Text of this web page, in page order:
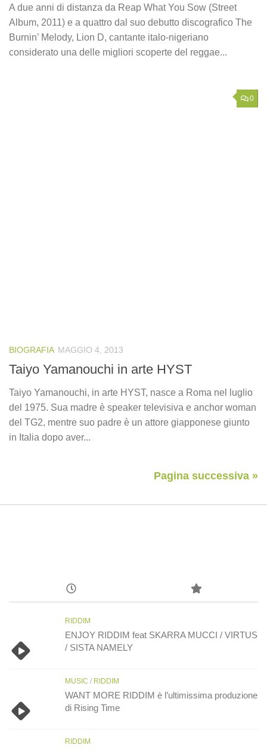
A due anni di distanza da Reap What You Sow (Street
Album, 2011) e a quattro dal suo debutto discografico The
Burnin’ Melody, Lion D, cantante italo-nigeriano
considerato una delle migliori scoperte del reggae...
0
BIOGRAFIA MAGGIO 4, 2013
Taiyo Yamanouchi in arte HYST
Taiyo Yamanouchi, in arte HYST, nasce a Roma nel luglio
del 1975. Sua madre è speaker televisiva e anchor woman
del TG2, mentre suo padre è un attore giapponese giunto
in Italia dopo aver...
Pagina successiva »
RIDDIM
ENJOY RIDDIM feat SKARRA MUCCI / VIRTUS
/ SISTA NAMELY
MUSIC / RIDDIM
WANT MORE RIDDIM è l’ultimissima produzione
di Rising Time
RIDDIM